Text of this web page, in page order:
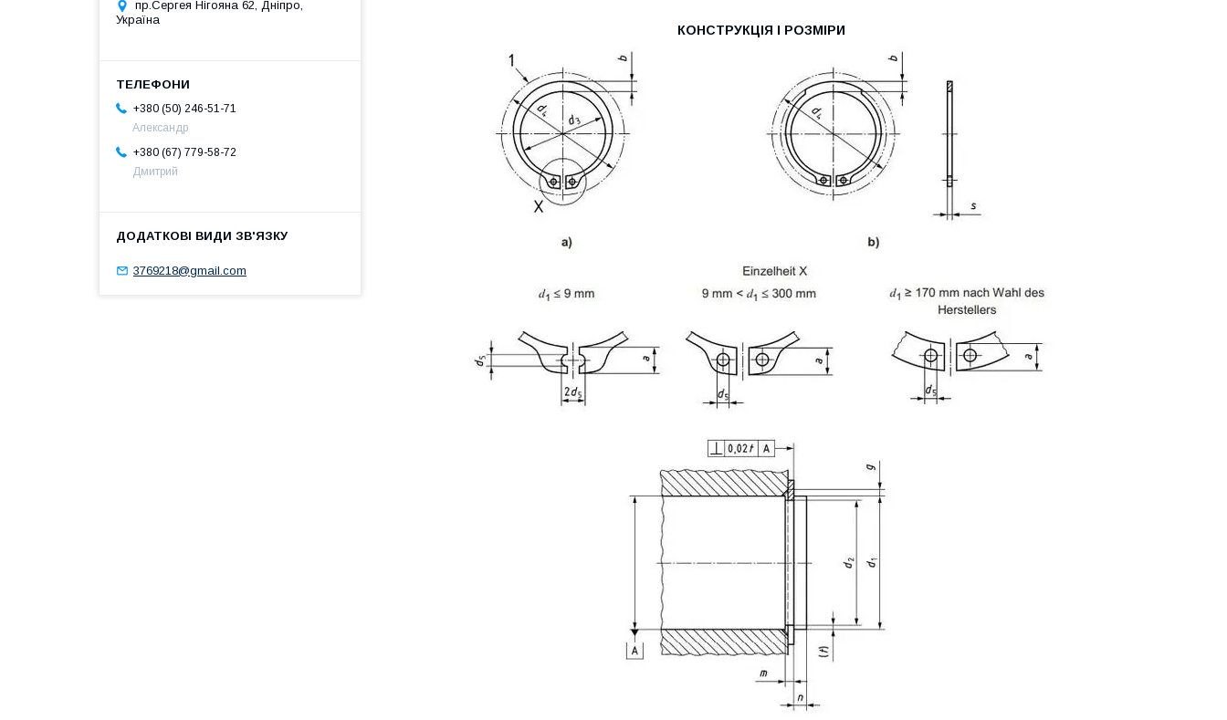
КОНСТРУКЦІЯ І РОЗМІРИ
пр.Сергея Нігояна 62, Дніпро,
Україна
+380 (50) 246-51-71
Александр
+380 (67) 779-58-72
Дмитрий
3769218@gmail.com